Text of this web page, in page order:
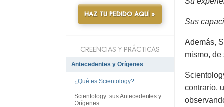
Sus
Además,
mismo, de
contrario,
HAZ TU PEDIDO AQUÍ »
CREENCIAS Y PRÁCTICAS
Antecedentes y Orígenes
¿Qué es Scientology?
Scientology: sus Antecedentes y
Orígenes